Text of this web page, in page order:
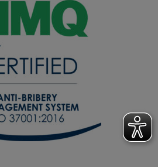
o altri strumenti di
da quelli tecnici.
personali e cookie